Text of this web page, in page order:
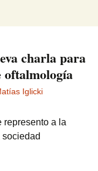
Dr. Matías
charla para
oftalmología
Iglicki
represento a la